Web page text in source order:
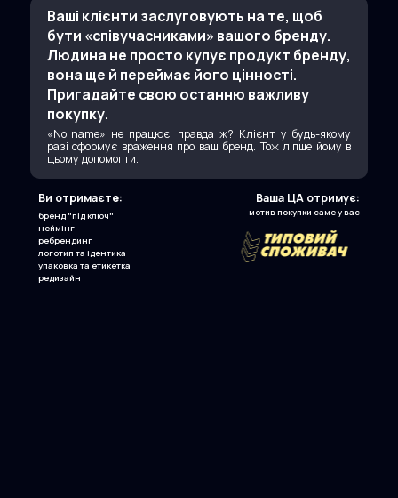
Ваші клієнти заслуговують на те, щоб
бути «співучасниками» вашого бренду.
Людина не просто купує продукт бренду,
вона ще й переймає його цінності.
Пригадайте свою останню важливу
покупку.
«No name» не працює, правда ж? Клієнт у будь-якому
разі сформує враження про ваш бренд. Тож ліпше йому в
цьому допомогти.
Ви отримаєте:
бренд "під ключ"
неймінг
ребрендинг
логотип та ідентика
упаковка та етикетка
редизайн
Ваша ЦА отримує:
мотив покупки саме у вас